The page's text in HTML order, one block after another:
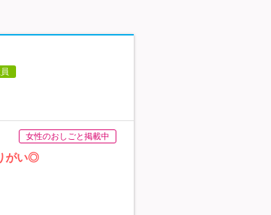
女性のおしごと掲載中
がい◎